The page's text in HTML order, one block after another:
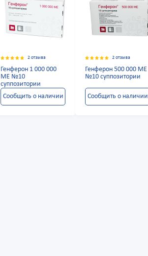
2 отзыва
Генферон 1 000 000
МЕ №10
суппозитории
Сообщить о наличии
2 отзыва
Генферон 500 000 МЕ
№10 суппозитории
Сообщить о наличии